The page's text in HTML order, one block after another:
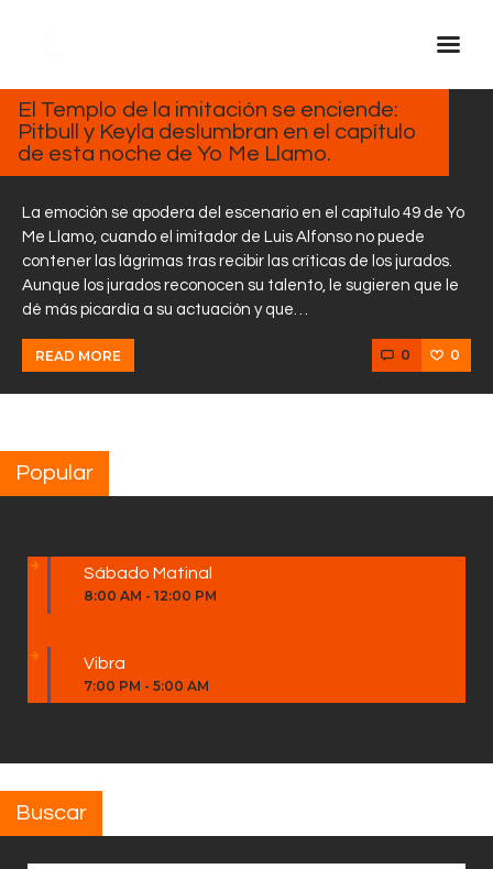
Inicio Real FM
Streaming
En Vivo
Descarga La APP
Programas
Noticias
Equipo
Sobre Nosotros
2025
El Templo de la imitación se enciende:
Pitbull y Keyla deslumbran en el capítulo
de esta noche de Yo Me Llamo.
La emoción se apodera del escenario en el capítulo 49 de Yo
Me Llamo, cuando el imitador de Luis Alfonso no puede
contener las lágrimas tras recibir las críticas de los jurados.
Aunque los jurados reconocen su talento, le sugieren que le
dé más picardía a su actuación y que…
READ MORE 0 0
Popular
Sábado Matinal
8:00 AM - 12:00 PM
Vibra
7:00 PM - 5:00 AM
Buscar